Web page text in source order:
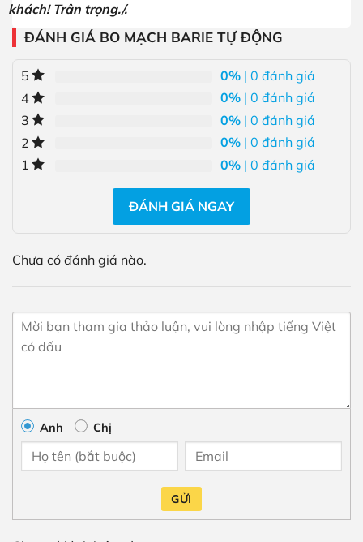
khách! Trân trọng./.
ĐÁNH GIÁ BO MẠCH BARIE TỰ ĐỘNG
5 0% | 0 đánh giá
4
0% | 0 đánh giá
3
0% | 0 đánh giá
2
0% | 0 đánh giá
1
0% | 0 đánh giá
ĐÁNH GIÁ NGAY
Chưa có đánh giá nào.
Anh Chị
GỬI